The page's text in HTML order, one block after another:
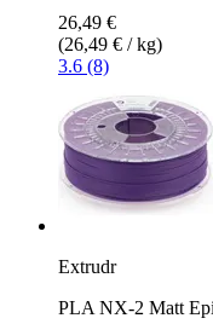
26,49 €
(26,49 € / kg)
3.6 (8)
Extrudr
PLA NX-2 Matt